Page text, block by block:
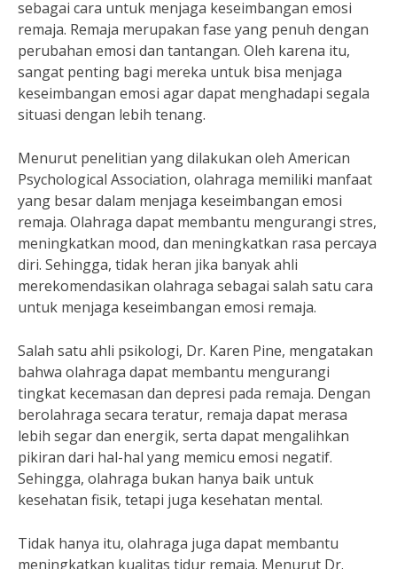
sebagai cara untuk menjaga keseimbangan emosi
remaja. Remaja merupakan fase yang penuh dengan
perubahan emosi dan tantangan. Oleh karena itu,
sangat penting bagi mereka untuk bisa menjaga
keseimbangan emosi agar dapat menghadapi segala
situasi dengan lebih tenang.
Menurut penelitian yang dilakukan oleh American
Psychological Association, olahraga memiliki manfaat
yang besar dalam menjaga keseimbangan emosi
remaja. Olahraga dapat membantu mengurangi stres,
meningkatkan mood, dan meningkatkan rasa percaya
diri. Sehingga, tidak heran jika banyak ahli
merekomendasikan olahraga sebagai salah satu cara
untuk menjaga keseimbangan emosi remaja.
Salah satu ahli psikologi, Dr. Karen Pine, mengatakan
bahwa olahraga dapat membantu mengurangi
tingkat kecemasan dan depresi pada remaja. Dengan
berolahraga secara teratur, remaja dapat merasa
lebih segar dan energik, serta dapat mengalihkan
pikiran dari hal-hal yang memicu emosi negatif.
Sehingga, olahraga bukan hanya baik untuk
kesehatan fisik, tetapi juga kesehatan mental.
Tidak hanya itu, olahraga juga dapat membantu
meningkatkan kualitas tidur remaja. Menurut Dr.